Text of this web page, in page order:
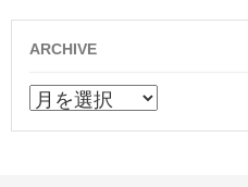
ARCHIVE
ARCHIVE